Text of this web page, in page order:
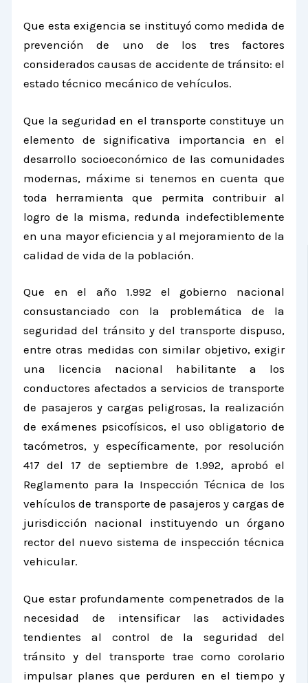
Que esta exigencia se instituyó como medida de
prevención de uno de los tres factores
considerados causas de accidente de tránsito: el
estado técnico mecánico de vehículos.
Que la seguridad en el transporte constituye un
elemento de significativa importancia en el
desarrollo socioeconómico de las comunidades
modernas, máxime si tenemos en cuenta que
toda herramienta que permita contribuir al
logro de la misma, redunda indefectiblemente
en una mayor eficiencia y al mejoramiento de la
calidad de vida de la población.
Que en el año 1.992 el gobierno nacional
consustanciado con la problemática de la
seguridad del tránsito y del transporte dispuso,
entre otras medidas con similar objetivo, exigir
una licencia nacional habilitante a los
conductores afectados a servicios de transporte
de pasajeros y cargas peligrosas, la realización
de exámenes psicofísicos, el uso obligatorio de
tacómetros, y específicamente, por resolución
417 del 17 de septiembre de 1.992, aprobó el
Reglamento para la Inspección Técnica de los
vehículos de transporte de pasajeros y cargas de
jurisdicción nacional instituyendo un órgano
rector del nuevo sistema de inspección técnica
vehicular.
Que estar profundamente compenetrados de la
necesidad de intensificar las actividades
tendientes al control de la seguridad del
tránsito y del transporte trae como corolario
impulsar planes que perduren en el tiempo y